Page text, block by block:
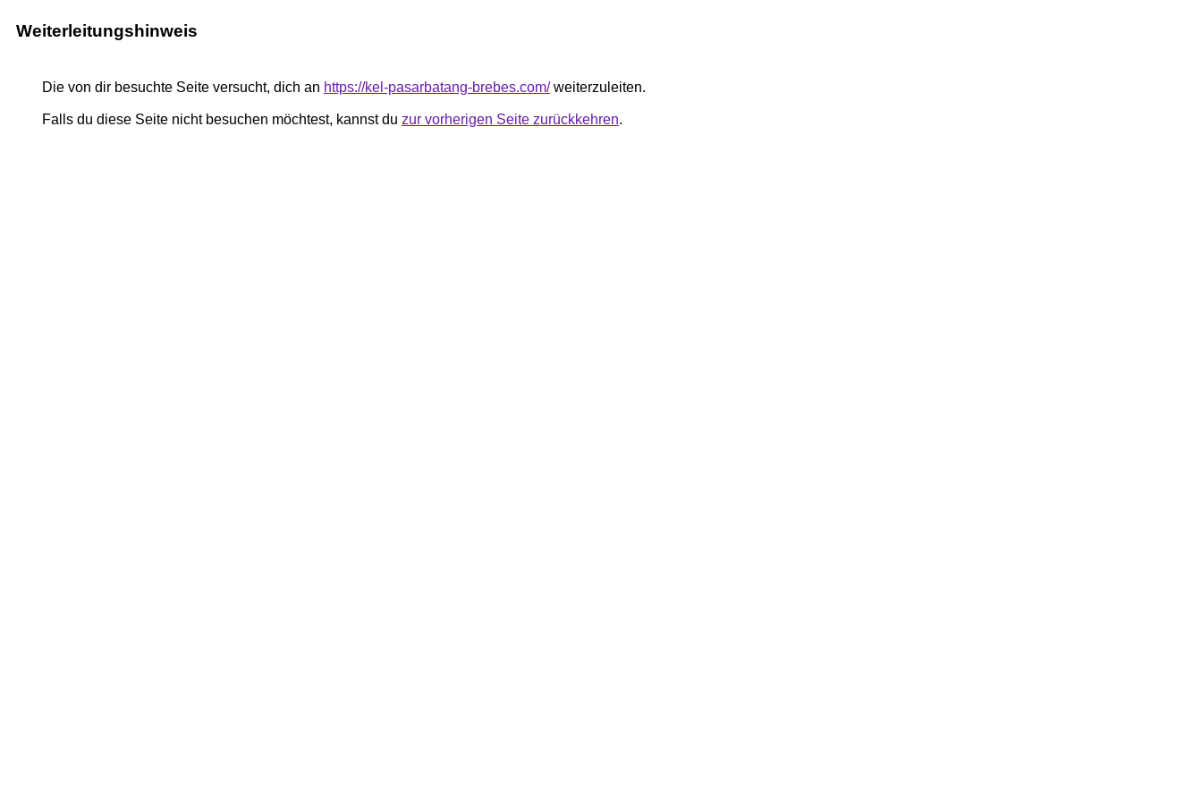
Weiterleitungshinweis
Die von dir besuchte Seite versucht, dich an https://kel-pasarbatang-brebes.com/weiterzuleiten.
Falls du diese Seite nicht besuchen möchtest, kannst du zur vorherigen Seite zurückkehren.